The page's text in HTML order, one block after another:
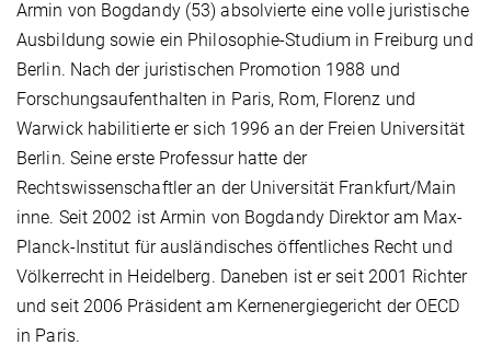
Armin von Bogdandy (53) absolvierte eine volle juristische
Ausbildung sowie ein Philosophie-Studium in Freiburg und
Berlin. Nach der juristischen Promotion 1988 und
Forschungsaufenthalten in Paris, Rom, Florenz und
Warwick habilitierte er sich 1996 an der Freien Universität
Berlin. Seine erste Professur hatte der
Rechtswissenschaftler an der Universität Frankfurt/Main
inne. Seit 2002 ist Armin von Bogdandy Direktor am Max-
Planck-Institut für ausländisches öffentliches Recht und
Völkerrecht in Heidelberg. Daneben ist er seit 2001 Richter
und seit 2006 Präsident am Kernenergiegericht der OECD
in Paris.